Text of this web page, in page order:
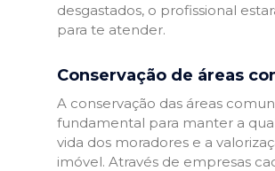
desgastados, o profissional
para te atender.
Conservação de áreas
A conservação das áreas
fundamental para manter a
vida dos moradores e a
imóvel. Através de empresas